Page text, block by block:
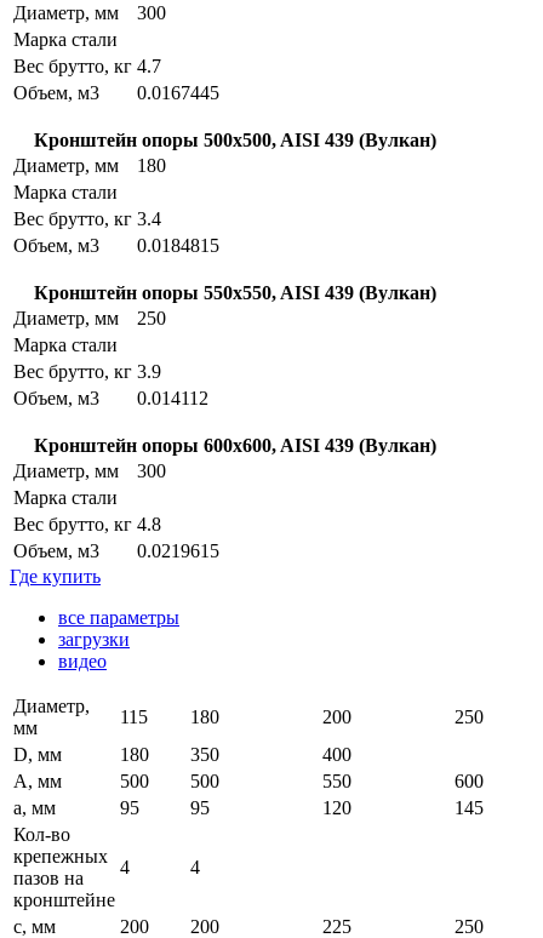
Диаметр, мм
300
Марка стали
Вес брутто, кг 4.7
Объем, м3
0.0167445
Кронштейн опоры 500x500, AISI 439 (Вулкан)
Диаметр, мм
180
Марка стали
Вес брутто, кг 3.4
Объем, м3
0.0184815
Кронштейн опоры 550x550, AISI 439 (Вулкан)
Диаметр, мм
250
Марка стали
Вес брутто, кг 3.9
Объем, м3
0.014112
Кронштейн опоры 600x600, AISI 439 (Вулкан)
Диаметр, мм
300
Марка стали
Вес брутто, кг 4.8
Объем, м3
0.0219615
Где купить
все параметры
загрузки
видео
Диаметр,
мм
115 180 200
250
D, мм
180 350
400
A, мм
500 500 550
600
a, мм
95 95 120
145
Кол-во
крепежных
пазов на
кронштейне
4 4
c, мм 200 200 225
250